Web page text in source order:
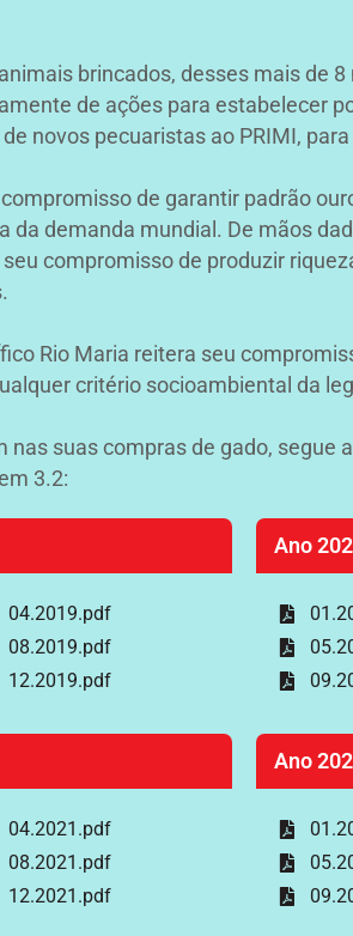
brincados, desses mais de 8
de ações para estabelecer
novos pecuaristas ao PRIMI,
de garantir padrão
demanda mundial. De mãos
compromisso de produzir
Rio Maria reitera seu
critério socioambiental da
suas compras de gado, segue
3.2:
04.2019.pdf
08.2019.pdf
12.2019.pdf
Ano
04.2021.pdf
08.2021.pdf
12.2021.pdf
Ano